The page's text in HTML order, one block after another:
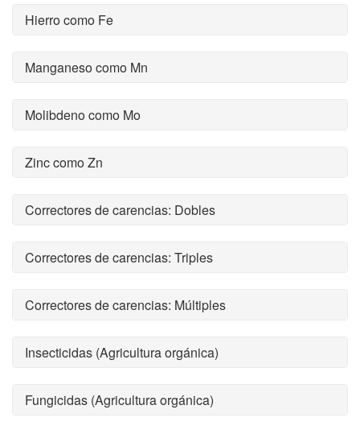
Hierro como Fe
Manganeso como Mn
Molibdeno como Mo
Zinc como Zn
Correctores de carencias: Dobles
Correctores de carencias: Triples
Correctores de carencias: Múltiples
Insecticidas (Agricultura orgánica)
Fungicidas (Agricultura orgánica)